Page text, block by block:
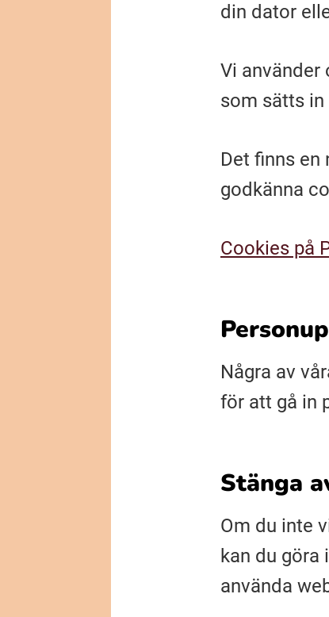
din dator
Vi använder
som sätts
Det finns en
godkänna
Cookies på
Några av
för att gå in
Stänga
Om du inte
kan du göra
använda